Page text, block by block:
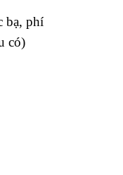
bạ, phí
có)